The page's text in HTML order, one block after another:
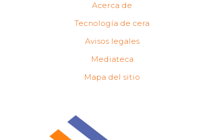
Acerca de
Tecnología de cera
Avisos legales
Mediateca
Mapa del sitio